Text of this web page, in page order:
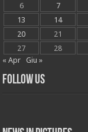
6
7
13
14
20
21
27
28
« Apr
Giu »
Follow Us